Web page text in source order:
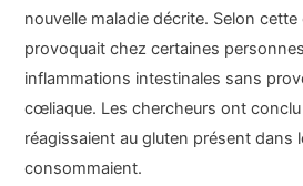
nouvelle maladie décrite. Selon cette
provoquait chez certaines
inflammations intestinales sans
cœliaque. Les chercheurs ont
réagissaient au gluten présent dans
consommaient.